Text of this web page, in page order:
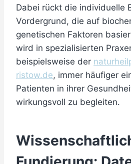
Dabei rückt die individuelle
Vordergrund, die auf
genetischen Faktoren
wird in spezialisierten
beispielsweise der
ristow.de, immer häufiger
Patienten in ihrer
wirkungsvoll zu begleiten.